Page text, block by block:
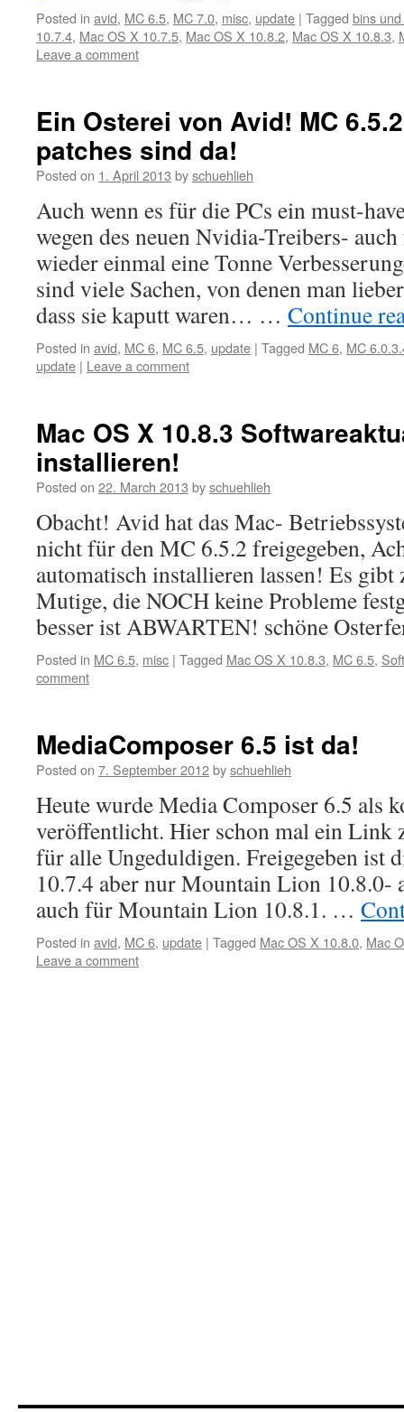
Posted in avid, MC 6.5, MC 7.0, misc, update | Tagged bins
10.7.4, Mac OS X 10.7.5, Mac OS X 10.8.2, Mac OS X 10.8.3,
Leave a comment
Ein Osterei von Avid! MC
patches sind da!
Posted on 1. April 2013 byschuehlieh
Auch wenn es für die PCs ein must-
wegen des neuen Nvidia-Treibers-
wieder einmal eine Tonne
sind viele Sachen, von denen man
dass sie kaputt waren… … Continue
Posted in avid, MC 6, MC 6.5, update | Tagged MC 6, MC
update | Leave a comment
Mac OS X 10.8.3
installieren!
Posted on 22. March 2013 byschuehlieh
Obacht! Avid hat das Mac-
nicht für den MC 6.5.2 freigegeben,
automatisch installieren lassen! Es gibt
Mutige, die NOCH keine Probleme
besser ist ABWARTEN! schöne
Posted in MC 6.5, misc | Tagged Mac OS X 10.8.3, MC 6.5,
comment
MediaComposer 6.5 ist da!
Posted on 7. September 2012byschuehlieh
Heute wurde Media Composer 6.5 als
veröffentlicht. Hier schon mal ein Link
für alle Ungeduldigen. Freigegeben ist
10.7.4 aber nur Mountain Lion 10.8.0-
auch für Mountain Lion 10.8.1. …
Posted in avid, MC 6, update | Tagged Mac OS X 10.8.0, Mac
Leave a comment